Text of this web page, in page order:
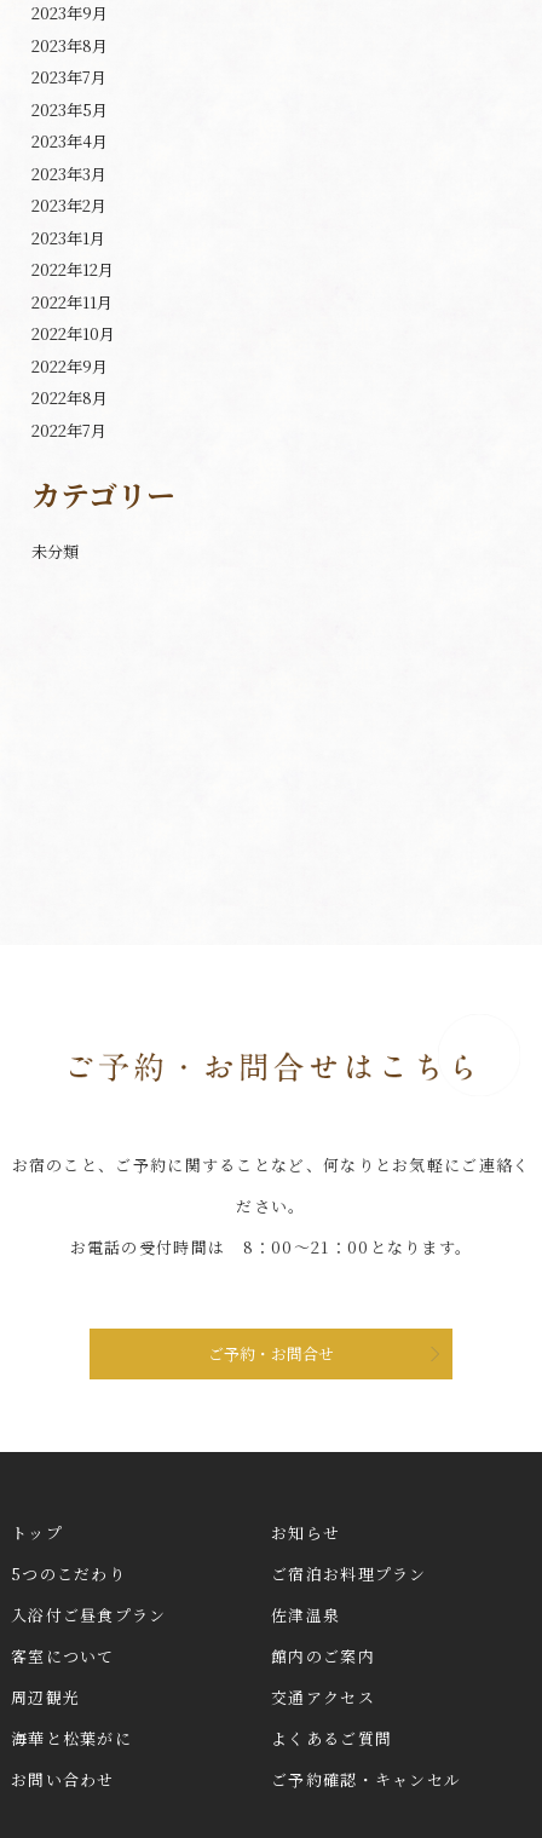
2023年9月
2023年8月
2023年7月
2023年5月
2023年4月
2023年3月
2023年2月
2023年1月
2022年12月
2022年11月
2022年10月
2022年9月
2022年8月
2022年7月
カテゴリー
未分類
お宿のこと、ご予約に関することなど、何なりとお気軽にご連絡く
ださい。
お電話の受付時間は 8：00～21：00となります。
ご予約・お問合せ
トップ
お知らせ
5つのこだわり
ご宿泊お料理プラン
入浴付ご昼食プラン
佐津温泉
客室について
館内のご案内
周辺観光
交通アクセス
海華と松葉がに
よくあるご質問
お問い合わせ
ご予約確認・キャンセル